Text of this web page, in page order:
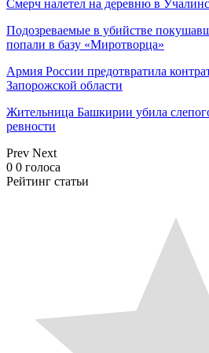
Смерч налетел на деревню в
Подозреваемые в убийстве
попали в базу «Миротворца»
Армия России предотвратила
Запорожской области
Жительница Башкирии убила
ревности
Prev Next
0 0 голоса
Рейтинг статьи